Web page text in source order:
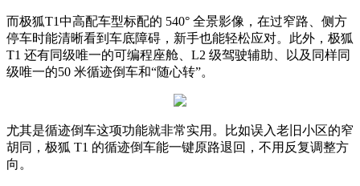
而极狐T1中高配车型标配的 540° 全景影像，在过窄路、侧方
停车时能清晰看到车底障碍，新手也能轻松应对。此外，极狐
T1 还有同级唯一的可编程座舱、L2 级驾驶辅助、以及同样同
级唯一的50 米循迹倒车和“随心转”。
尤其是循迹倒车这项功能就非常实用。比如误入老旧小区的窄
胡同，极狐 T1 的循迹倒车能一键原路退回，不用反复调整方
向。